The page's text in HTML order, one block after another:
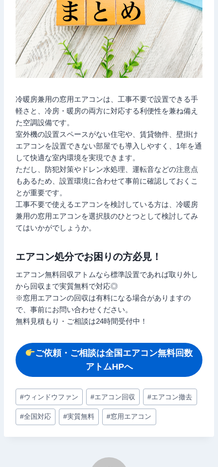
冷暖房兼用の窓用エアコンは、工事不要で設置できる手
軽さと、冷房・暖房の両方に対応する利便性を兼ね備え
た空調設備です。
室外機の設置スペースがない住宅や、賃貸物件、壁掛け
エアコンを設置できない部屋でも導入しやすく、1年を通
して快適な室内環境を実現できます。
ただし、防犯対策やドレン水処理、運転音などの注意点
もあるため、設置環境に合わせて事前に確認しておくこ
とが重要です。
工事不要で使えるエアコンを検討している方は、冷暖房
兼用の窓用エアコンを選択肢のひとつとして検討してみ
てはいかがでしょうか。
エアコン処分でお困りの方必見！
エアコン無料回収アトムなら標準設置であれば取り外し
から回収まで実質無料で対応◎
※窓用エアコンの回収は有料になる場合がありますの
で、事前にお問い合わせください。
無料見積もり・ご相談は24時間受付中！
ご依頼・ご相談は全国エアコン無料回数
アトムHPへ
投
稿
タ
#ウィンドウファン #エアコン回収 #エアコン撤去
#全国対応 #実質無料 #窓用エアコン